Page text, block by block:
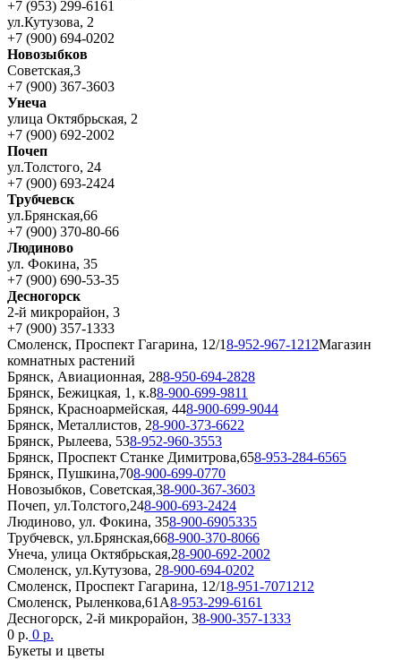
+7 (953) 299-6161
ул.Кутузова, 2
+7 (900) 694-0202
Новозыбков
Советская,3
+7 (900) 367-3603
Унеча
улица Октябрьская, 2
+7 (900) 692-2002
Почеп
ул.Толстого, 24
+7 (900) 693-2424
Трубчевск
ул.Брянская,66
+7 (900) 370-80-66
Людиново
ул. Фокина, 35
+7 (900) 690-53-35
Десногорск
2-й микрорайон, 3
+7 (900) 357-1333
Смоленск, Проспект Гагарина, 12/18-952-967-1212Магазин
комнатных растений
Брянск, Авиационная, 288-950-694-2828
Брянск, Бежицкая, 1, к.88-900-699-9811
Брянск, Красноармейская, 448-900-699-9044
Брянск, Металлистов, 28-900-373-6622
Брянск, Рылеева, 538-952-960-3553
Брянск, Проспект Станке Димитрова,658-953-284-6565
Брянск, Пушкина,708-900-699-0770
Новозыбков, Советская,38-900-367-3603
Почеп, ул.Толстого,248-900-693-2424
Людиново, ул. Фокина, 358-900-6905335
Трубчевск, ул.Брянская,668-900-370-8066
Унеча, улица Октябрьская,28-900-692-2002
Смоленск, ул.Кутузова, 28-900-694-0202
Смоленск, Проспект Гагарина, 12/18-951-7071212
Смоленск, Рыленкова,61А8-953-299-6161
Десногорск, 2-й микрорайон, 38-900-357-1333
0 р. 0 р.
Букеты и цветы